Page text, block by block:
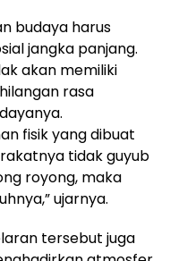
budaya harus
jangka panjang.
akan memiliki
rasa
fisik yang dibuat
tidak guyub
royong, maka
ujarnya.
tersebut juga